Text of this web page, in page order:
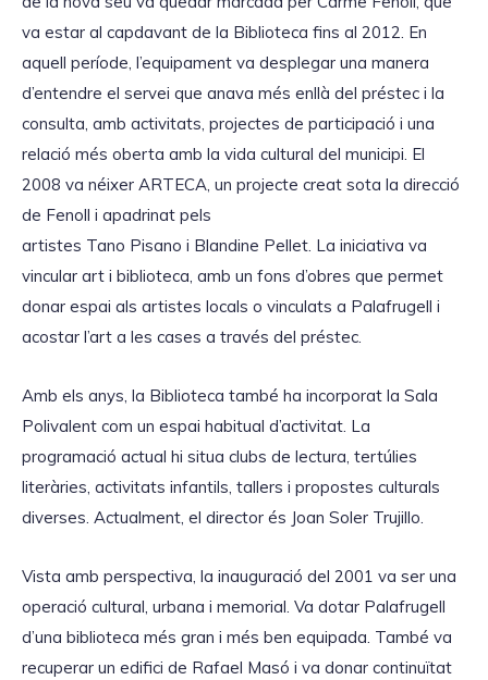
va estar al capdavant de la Biblioteca fins al 2012. En
aquell període, l’equipament va desplegar una manera
d’entendre el servei que anava més enllà del préstec i la
consulta, amb activitats, projectes de participació i una
relació més oberta amb la vida cultural del municipi. El
2008 va néixer ARTECA, un projecte creat sota la direcció
de Fenoll i apadrinat pels
artistes Tano Pisano i Blandine Pellet. La iniciativa va
vincular art i biblioteca, amb un fons d’obres que permet
donar espai als artistes locals o vinculats a Palafrugell i
acostar l’art a les cases a través del préstec.
Amb els anys, la Biblioteca també ha incorporat la Sala
Polivalent com un espai habitual d’activitat. La
programació actual hi situa clubs de lectura, tertúlies
literàries, activitats infantils, tallers i propostes culturals
diverses. Actualment, el director és Joan Soler Trujillo.
Vista amb perspectiva, la inauguració del 2001 va ser una
operació cultural, urbana i memorial. Va dotar Palafrugell
d’una biblioteca més gran i més ben equipada. També va
recuperar un edifici de Rafael Masó i va donar continuïtat